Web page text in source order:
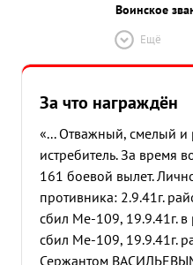
Воинское
Ещё
За что награждён
«... Отважный, смелый и
истребитель. За время
161 боевой вылет.
противника: 2.9.41г.
сбил Ме-109, 19.9.41г.
сбил Ме-109, 19.9.41г.
Сержантом